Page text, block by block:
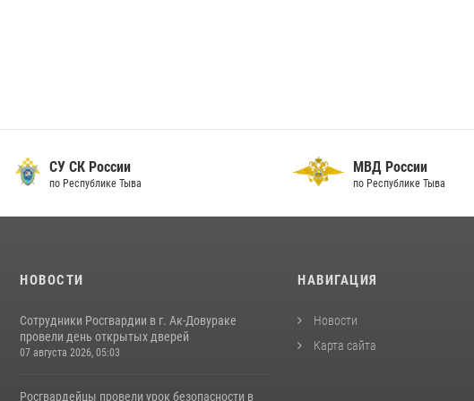
СУ СК России
по Республике Тыва
МВД России
по Республике Тыва
НОВОСТИ
Сотрудники Росгвардии в г. Ак-Довураке
провели день открытых дверей
07 августа 2026, 05:03
Росгвардейцы провели урок безопасности в
НАВИГАЦИЯ
Новости
Карта сайта